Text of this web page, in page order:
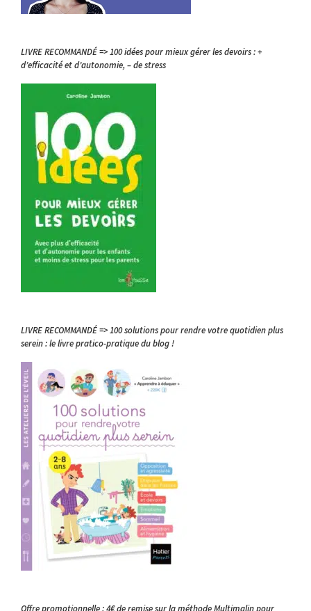
LIVRE RECOMMANDÉ => 100 idées pour mieux gérer les devoirs : +
d’efficacité et d’autonomie, – de stress
LIVRE RECOMMANDÉ => 100 solutions pour rendre votre quotidien plus
serein : le livre pratico-pratique du blog !
Offre promotionnelle : 4€ de remise sur la méthode Multimalin pour